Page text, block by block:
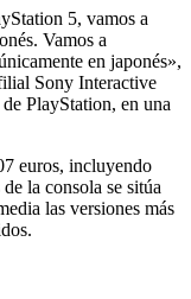
5, vamos a
Vamos a
en japonés»,
Sony Interactive
PlayStation, en una
euros, incluyendo
la consola se sitúa
las versiones más